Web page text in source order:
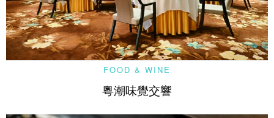
FOOD & WINE
粵潮味覺交響